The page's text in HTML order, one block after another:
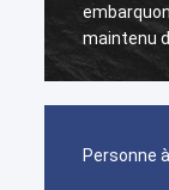
maintenu
pendant
nous
Personne